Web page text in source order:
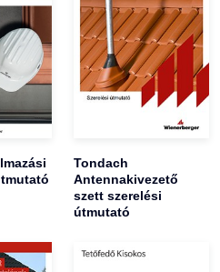
Tondach
Antennakivezető
szett szerelési
útmutató